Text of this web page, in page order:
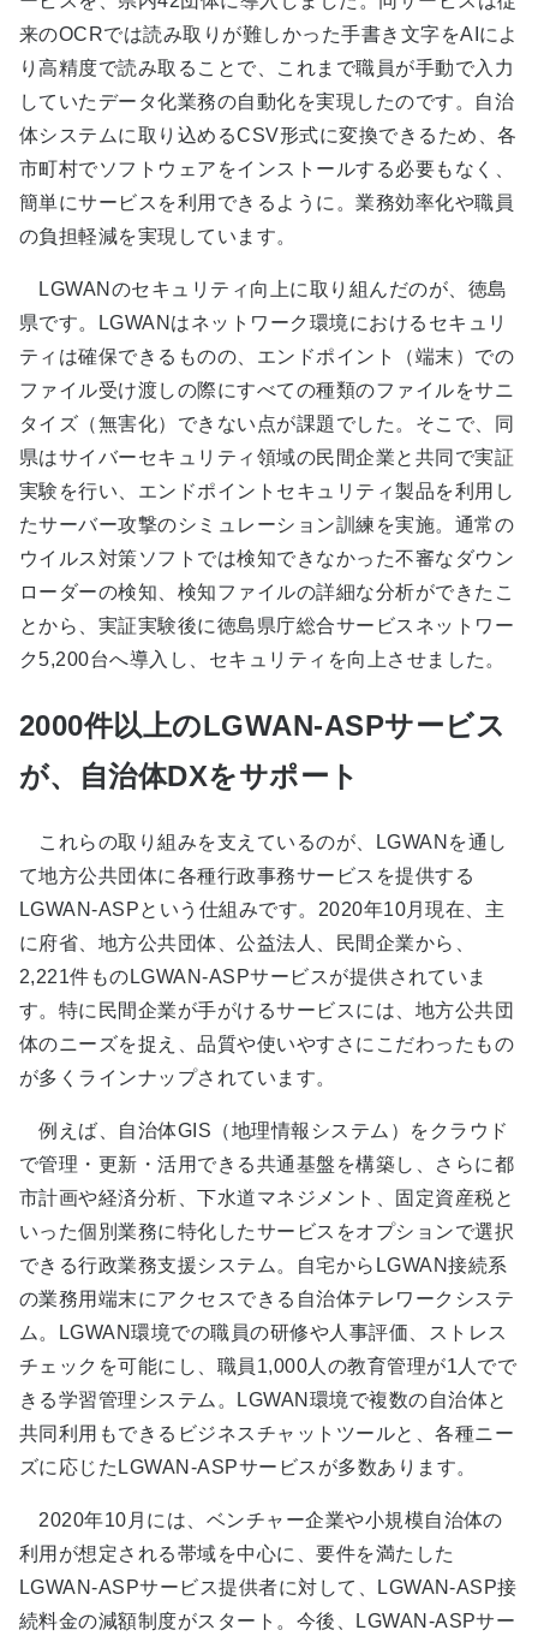
来のOCRでは読み取りが難しかった手書き文字をAIによ
り高精度で読み取ることで、これまで職員が手動で入力
していたデータ化業務の自動化を実現したのです。自治
体システムに取り込めるCSV形式に変換できるため、各
市町村でソフトウェアをインストールする必要もなく、
簡単にサービスを利用できるように。業務効率化や職員
の負担軽減を実現しています。
LGWANのセキュリティ向上に取り組んだのが、徳島
県です。LGWANはネットワーク環境におけるセキュリ
ティは確保できるものの、エンドポイント（端末）での
ファイル受け渡しの際にすべての種類のファイルをサニ
タイズ（無害化）できない点が課題でした。そこで、同
県はサイバーセキュリティ領域の民間企業と共同で実証
実験を行い、エンドポイントセキュリティ製品を利用し
たサーバー攻撃のシミュレーション訓練を実施。通常の
ウイルス対策ソフトでは検知できなかった不審なダウン
ローダーの検知、検知ファイルの詳細な分析ができたこ
とから、実証実験後に徳島県庁総合サービスネットワー
ク5,200台へ導入し、セキュリティを向上させました。
2000件以上のLGWAN-ASPサービス
が、自治体DXをサポート
これらの取り組みを支えているのが、LGWANを通し
て地方公共団体に各種行政事務サービスを提供する
LGWAN-ASPという仕組みです。2020年10月現在、主
に府省、地方公共団体、公益法人、民間企業から、
2,221件ものLGWAN-ASPサービスが提供されていま
す。特に民間企業が手がけるサービスには、地方公共団
体のニーズを捉え、品質や使いやすさにこだわったもの
が多くラインナップされています。
例えば、自治体GIS（地理情報システム）をクラウド
で管理・更新・活用できる共通基盤を構築し、さらに都
市計画や経済分析、下水道マネジメント、固定資産税と
いった個別業務に特化したサービスをオプションで選択
できる行政業務支援システム。自宅からLGWAN接続系
の業務用端末にアクセスできる自治体テレワークシステ
ム。LGWAN環境での職員の研修や人事評価、ストレス
チェックを可能にし、職員1,000人の教育管理が1人でで
きる学習管理システム。LGWAN環境で複数の自治体と
共同利用もできるビジネスチャットツールと、各種ニー
ズに応じたLGWAN-ASPサービスが多数あります。
2020年10月には、ベンチャー企業や小規模自治体の
利用が想定される帯域を中心に、要件を満たした
LGWAN-ASPサービス提供者に対して、LGWAN-ASP接
続料金の減額制度がスタート。今後、LGWAN-ASPサー